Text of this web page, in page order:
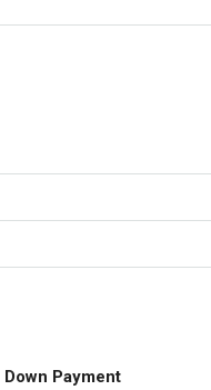
Down Payment